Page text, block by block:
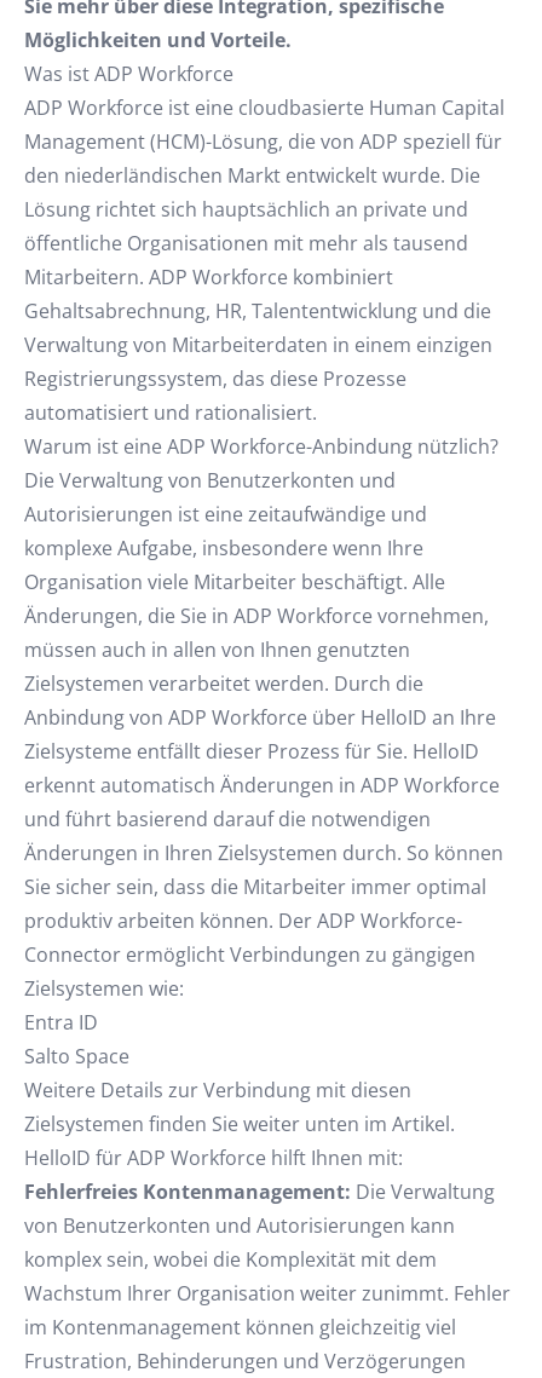
Sie mehr über diese Integration, spezifische
Möglichkeiten und Vorteile.
Was ist ADP Workforce
ADP Workforce ist eine cloudbasierte Human Capital
Management (HCM)-Lösung, die von ADP speziell für
den niederländischen Markt entwickelt wurde. Die
Lösung richtet sich hauptsächlich an private und
öffentliche Organisationen mit mehr als tausend
Mitarbeitern. ADP Workforce kombiniert
Gehaltsabrechnung, HR, Talententwicklung und die
Verwaltung von Mitarbeiterdaten in einem einzigen
Registrierungssystem, das diese Prozesse
automatisiert und rationalisiert.
Warum ist eine ADP Workforce-Anbindung nützlich?
Die Verwaltung von Benutzerkonten und
Autorisierungen ist eine zeitaufwändige und
komplexe Aufgabe, insbesondere wenn Ihre
Organisation viele Mitarbeiter beschäftigt. Alle
Änderungen, die Sie in ADP Workforce vornehmen,
müssen auch in allen von Ihnen genutzten
Zielsystemen verarbeitet werden. Durch die
Anbindung von ADP Workforce über HelloID an Ihre
Zielsysteme entfällt dieser Prozess für Sie. HelloID
erkennt automatisch Änderungen in ADP Workforce
und führt basierend darauf die notwendigen
Änderungen in Ihren Zielsystemen durch. So können
Sie sicher sein, dass die Mitarbeiter immer optimal
produktiv arbeiten können. Der ADP Workforce-
Connector ermöglicht Verbindungen zu gängigen
Zielsystemen wie:
Entra ID
Salto Space
Weitere Details zur Verbindung mit diesen
Zielsystemen finden Sie weiter unten im Artikel.
HelloID für ADP Workforce hilft Ihnen mit:
Fehlerfreies Kontenmanagement: Die Verwaltung
von Benutzerkonten und Autorisierungen kann
komplex sein, wobei die Komplexität mit dem
Wachstum Ihrer Organisation weiter zunimmt. Fehler
im Kontenmanagement können gleichzeitig viel
Frustration, Behinderungen und Verzögerungen